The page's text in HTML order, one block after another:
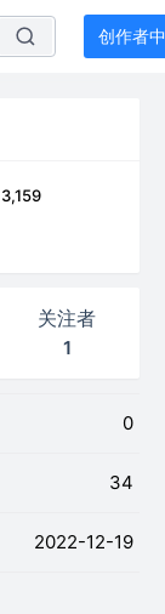
创作者
3,159
关注者
1
0
34
2022-12-19